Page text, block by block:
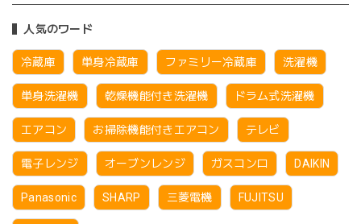
人気のワード
冷蔵庫 単身冷蔵庫 ファミリー冷蔵庫 洗濯機
単身洗濯機 乾燥機能付き洗濯機 ドラム式洗濯機
エアコン お掃除機能付きエアコン テレビ
電子レンジ オーブンレンジ ガスコンロ DAIKIN
Panasonic SHARP 三菱電機 FUJITSU